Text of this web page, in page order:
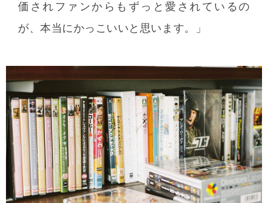
価されファンからもずっと愛されているの
が、本当にかっこいいと思います。」